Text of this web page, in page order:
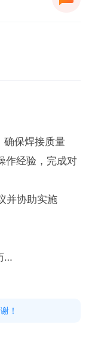
确保焊接质量
作经验，完成对
并协助实施
有焊工证
！